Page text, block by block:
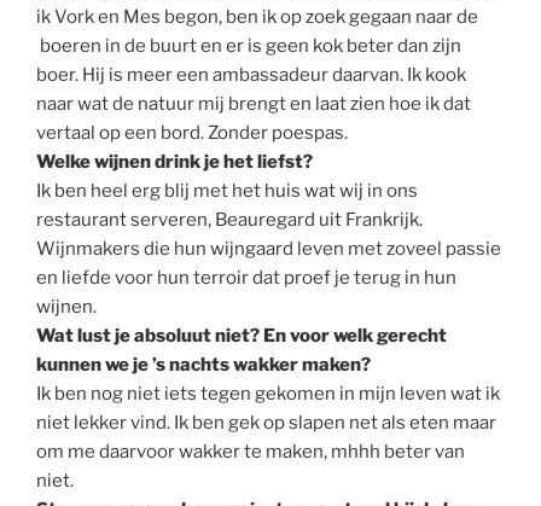
ik Vork en Mes begon, ben ik op zoek gegaan naar de
boeren in de buurt en er is geen kok beter dan zijn
boer. Hij is meer een ambassadeur daarvan. Ik kook
naar wat de natuur mij brengt en laat zien hoe ik dat
vertaal op een bord. Zonder poespas.
Welke wijnen drink je het liefst?
Ik ben heel erg blij met het huis wat wij in ons
restaurant serveren, Beauregard uit Frankrijk.
Wijnmakers die hun wijngaard leven met zoveel passie
en liefde voor hun terroir dat proef je terug in hun
wijnen.
Wat lust je absoluut niet? En voor welk gerecht
kunnen we je ’s nachts wakker maken?
Ik ben nog niet iets tegen gekomen in mijn leven wat ik
niet lekker vind. Ik ben gek op slapen net als eten maar
om me daarvoor wakker te maken, mhhh beter van
niet.